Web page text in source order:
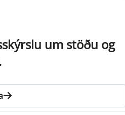
um stöðu og